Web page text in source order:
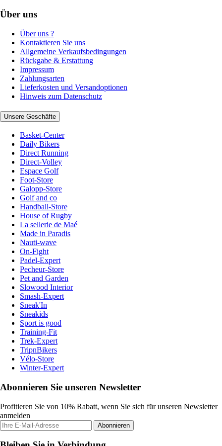
Über uns
Über uns ?
Kontaktieren Sie uns
Allgemeine Verkaufsbedingungen
Rückgabe & Erstattung
Impressum
Zahlungsarten
Lieferkosten und Versandoptionen
Hinweis zum Datenschutz
Unsere Geschäfte
Basket-Center
Daily Bikers
Direct Running
Direct-Volley
Espace Golf
Foot-Store
Galopp-Store
Golf and co
Handball-Store
House of Rugby
La sellerie de Maé
Made in Paradis
Nauti-wave
On-Fight
Padel-Expert
Pecheur-Store
Pet and Garden
Slowood Interior
Smash-Expert
Sneak'In
Sneakids
Sport is good
Training-Fit
Trek-Expert
TripnBikers
Vélo-Store
Winter-Expert
Abonnieren Sie unseren Newsletter
Profitieren Sie von 10% Rabatt, wenn Sie sich für unseren Newsletter
anmelden
Abonnieren